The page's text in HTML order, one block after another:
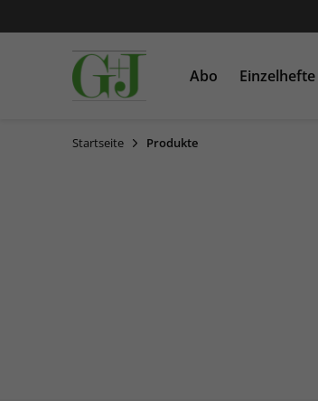
Abo Einzelhefte
Startseite Produkte